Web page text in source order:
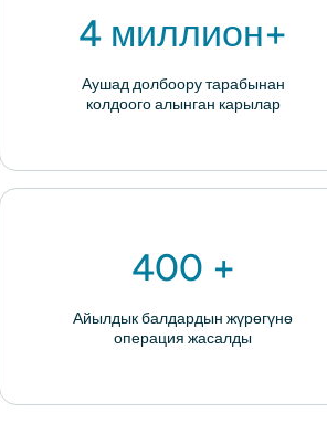
4 миллион+
Аушад долбоору тарабынан
колдоого алынган карылар
400 +
Айылдык балдардын жүрөгүнө
операция жасалды